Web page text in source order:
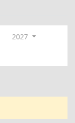
2027